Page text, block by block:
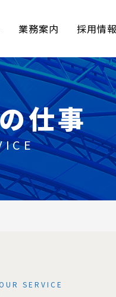
業務案内 採用情報
仕事
SERVICE